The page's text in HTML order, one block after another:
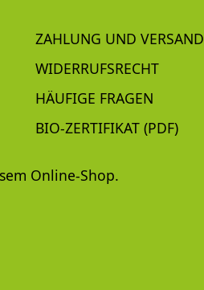
ZAHLUNG UND VERSAND
WIDERRUFSRECHT
HÄUFIGE FRAGEN
BIO-ZERTIFIKAT (PDF)
Online-Shop.